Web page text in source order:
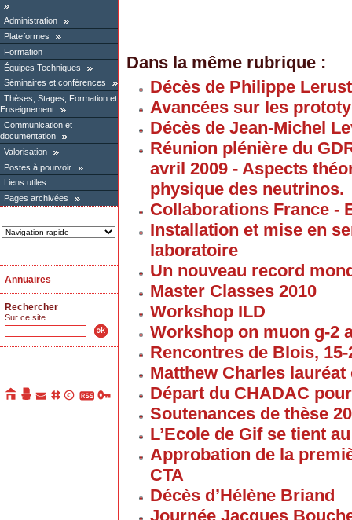
Administration
Plateformes
Formation
Équipes Techniques
Séminaires et conférences
Thèses, Stages, Formation et
Enseignement
Communication et
documentation
Valorisation
Postes à pourvoir
Liens utiles
Pages archivées
Annuaires
Rechercher
Sur ce site
Dans la même rubrique :
Décès de Philippe
Avancées sur les
Décès de Jean-Michel
Réunion plénière du
avril 2009 - Aspects
physique des neutrinos.
Collaborations France -
Installation et mise en
laboratoire
Un nouveau record
Master Classes 2010
Workshop ILD
Workshop on muon g-2
Rencontres de Blois,
Matthew Charles
Départ du CHADAC
Soutenances de thèse
L’Ecole de Gif se tient
Approbation de la
CTA
Décès d’Hélène Briand
Journée Jacques